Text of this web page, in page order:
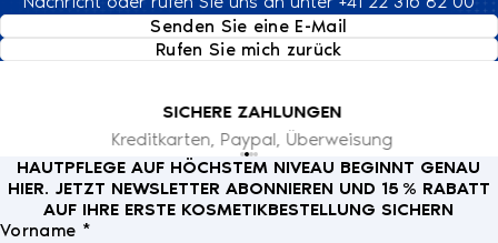
Senden Sie eine E-Mail
Rufen Sie mich zurück
SICHERE ZAHLUNGEN
Kreditkarten, Paypal, Überweisung
HAUTPFLEGE AUF HÖCHSTEM NIVEAU BEGINNT GENAU
HIER. JETZT NEWSLETTER ABONNIEREN UND 15 % RABATT
AUF IHRE ERSTE KOSMETIKBESTELLUNG SICHERN
Vorname *